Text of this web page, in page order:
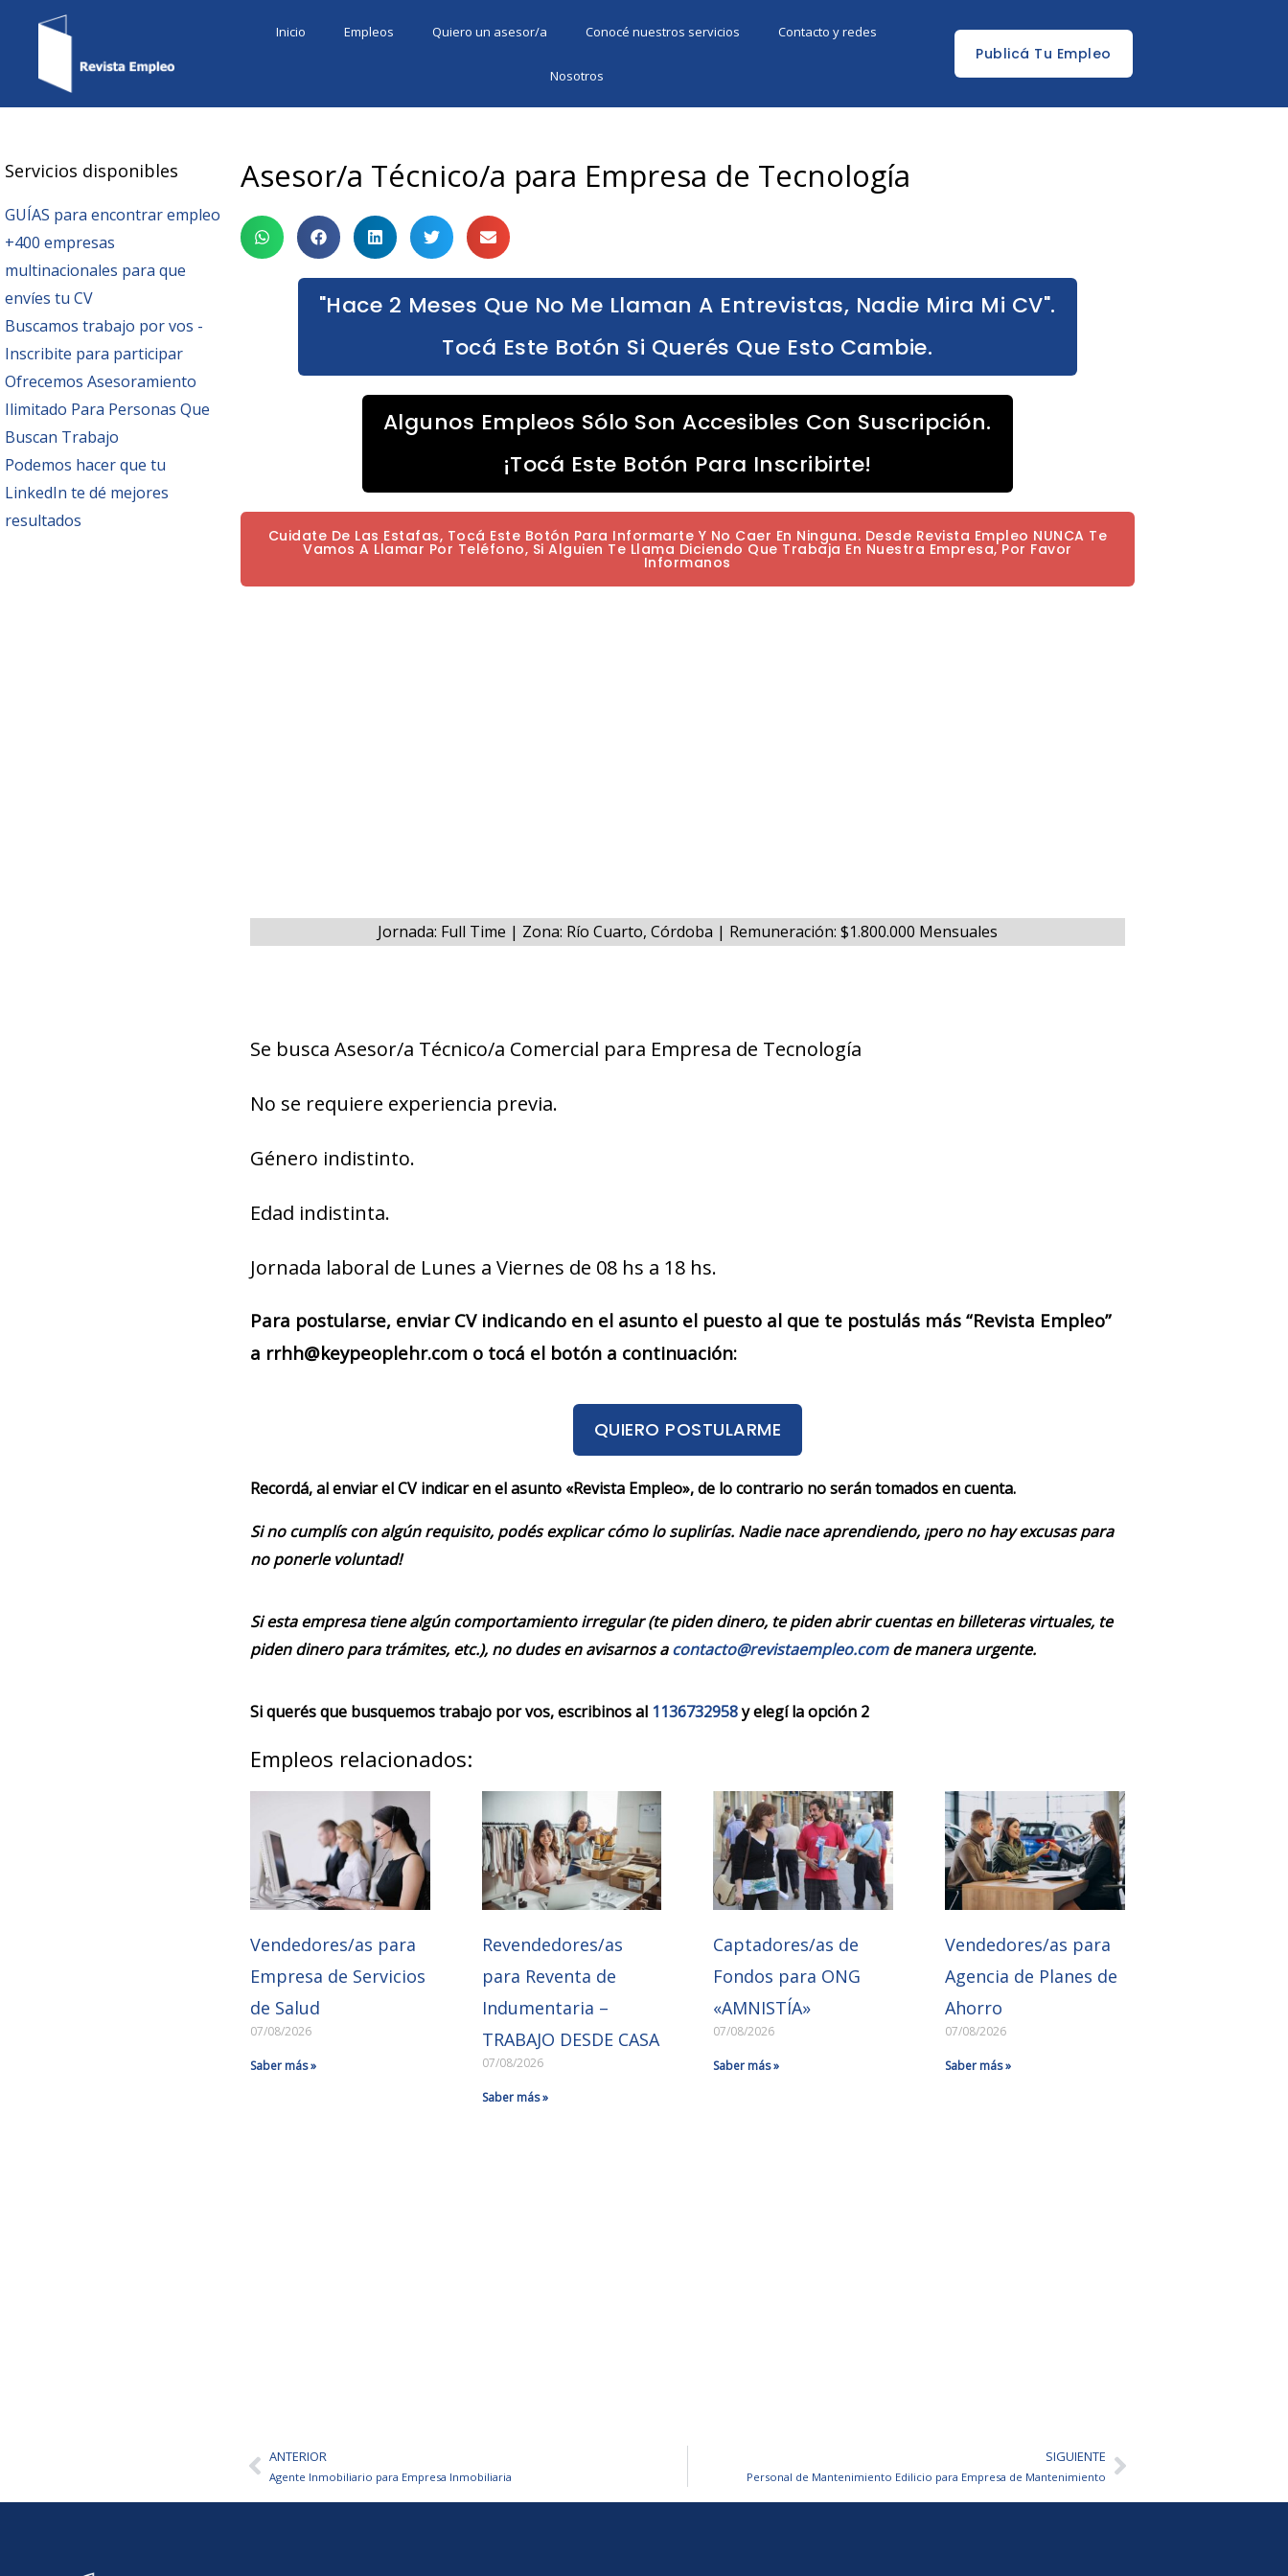
Inicio Empleos Quiero un asesor/a Conocé nuestros servicios Contacto y redes
Nosotros
Publicá Tu Empleo
Servicios disponibles
GUÍAS para encontrar empleo
+400 empresas
multinacionales para que
envíes tu CV
Buscamos trabajo por vos -
Inscribite para participar
Ofrecemos Asesoramiento
Ilimitado Para Personas Que
Buscan Trabajo
Podemos hacer que tu
LinkedIn te dé mejores
resultados
Asesor/a Técnico/a para Empresa de Tecnología
"Hace 2 Meses Que No Me Llaman A Entrevistas, Nadie Mira Mi CV".
Tocá Este Botón Si Querés Que Esto Cambie.
Algunos Empleos Sólo Son Accesibles Con Suscripción.
¡Tocá Este Botón Para Inscribirte!
Cuidate De Las Estafas, Tocá Este Botón Para Informarte Y No Caer En Ninguna. Desde Revista Empleo NUNCA Te
Vamos A Llamar Por Teléfono, Si Alguien Te Llama Diciendo Que Trabaja En Nuestra Empresa, Por Favor
Informanos
Jornada: Full Time | Zona: Río Cuarto, Córdoba | Remuneración: $1.800.000 Mensuales
Se busca Asesor/a Técnico/a Comercial para Empresa de Tecnología
No se requiere experiencia previa.
Género indistinto.
Edad indistinta.
Jornada laboral de Lunes a Viernes de 08 hs a 18 hs.
Para postularse, enviar CV indicando en el asunto el puesto al que te postulás más “Revista Empleo”
a rrhh@keypeoplehr.com o tocá el botón a continuación:
QUIERO POSTULARME
Recordá, al enviar el CV indicar en el asunto «Revista Empleo», de lo contrario no serán tomados en cuenta.
Si no cumplís con algún requisito, podés explicar cómo lo suplirías. Nadie nace aprendiendo, ¡pero no hay excusas para
no ponerle voluntad!
Si esta empresa tiene algún comportamiento irregular (te piden dinero, te piden abrir cuentas en billeteras virtuales, te
piden dinero para trámites, etc.), no dudes en avisarnos acontacto@revistaempleo.comde manera urgente.
Si querés que busquemos trabajo por vos, escribinos al 1136732958y elegí la opción 2
Empleos relacionados:
Vendedores/as para
Empresa de Servicios
de Salud
07/08/2026
Saber más »
Revendedores/as
para Reventa de
Indumentaria –
TRABAJO DESDE CASA
07/08/2026
Saber más »
Captadores/as de
Fondos para ONG
«AMNISTÍA»
07/08/2026
Saber más »
Vendedores/as para
Agencia de Planes de
Ahorro
07/08/2026
Saber más »
AntANTERIOR
Agente Inmobiliario para Empresa Inmobiliaria
SIGUIENTE
Personal de Mantenimiento Edilicio para Empresa de MantenimientoSiguiente